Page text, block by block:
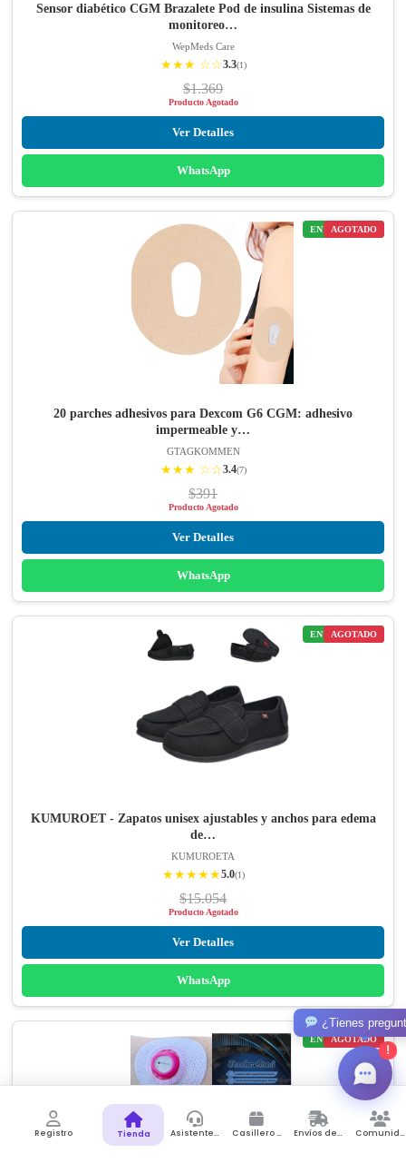
Registro Tienda Asistente de Compras Casillero Virtual Envíos desde Colombia Comunidad
Sensor diabético CGM Brazalete Pod de insulina Sistemas de
monitoreo…
WepMeds Care
★★★ ☆☆3.3(1)
$1.369
Producto Agotado
Ver Detalles
WhatsApp
ENVÍO GRATIS
AGOTADO
20 parches adhesivos para Dexcom G6 CGM: adhesivo
impermeable y…
GTAGKOMMEN
★★★ ☆☆3.4(7)
$391
Producto Agotado
Ver Detalles
WhatsApp
ENVÍO GRATIS
AGOTADO
KUMUROET - Zapatos unisex ajustables y anchos para edema
de…
KUMUROETA
★★★★★5.0(1)
$15.054
Producto Agotado
Ver Detalles
WhatsApp
ENVÍO GRATIS
AGOTADO
!
¿Tienes